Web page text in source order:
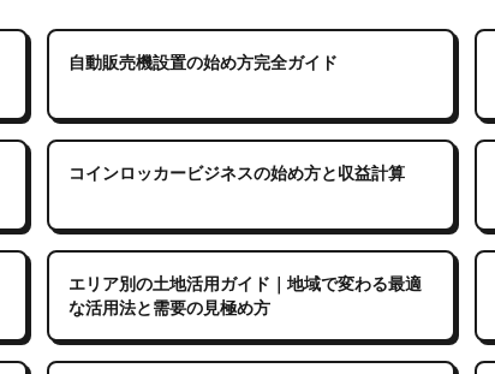
自動販売機設置の始め方完全ガイド
コインロッカービジネスの始め方と収益計算
エリア別の土地活用ガイド｜地域で変わる最適
な活用法と需要の見極め方